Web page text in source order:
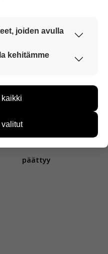
päättyy
joiden avulla
jotta
ja turvallisesti.
kehitämme
paremmin
käytetään ja
kuitenkaan kerää
evästeiden käytön.
kaikki
valitut